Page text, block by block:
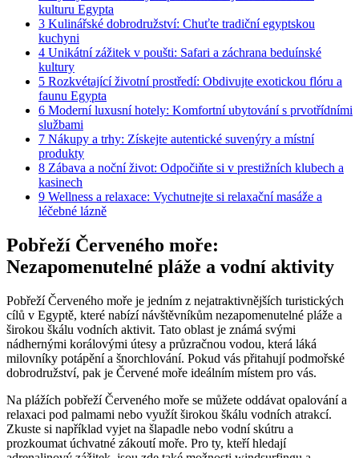
kulturu Egypta
3 Kulinářské dobrodružství: Chuťte tradiční egyptskou
kuchyni
4 Unikátní zážitek v poušti: Safari a záchrana beduínské
kultury
5 Rozkvétající životní prostředí: Obdivujte exotickou flóru a
faunu Egypta
6 Moderní luxusní hotely: Komfortní ubytování s prvotřídními
službami
7 Nákupy a trhy: Získejte autentické suvenýry a místní
produkty
8 Zábava a noční život: Odpočiňte si v prestižních klubech a
kasinech
9 Wellness a relaxace: Vychutnejte si relaxační masáže a
léčebné lázně
Pobřeží Červeného moře:
Nezapomenutelné pláže a vodní aktivity
Pobřeží Červeného moře je jedním z nejatraktivnějších turistických
cílů v Egyptě, které nabízí návštěvníkům nezapomenutelné pláže a
širokou škálu vodních aktivit. Tato oblast je známá svými
nádhernými korálovými útesy a průzračnou vodou, která láká
milovníky potápění a šnorchlování. Pokud vás přitahují podmořské
dobrodružství, pak je Červené moře ideálním místem pro vás.
Na plážích pobřeží Červeného moře se můžete oddávat opalování a
relaxaci pod palmami nebo využít širokou škálu vodních atrakcí.
Zkuste si například vyjet na šlapadle nebo vodní skútru a
prozkoumat úchvatné zákoutí moře. Pro ty, kteří hledají